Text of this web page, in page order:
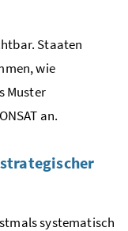
Staaten
wie
Muster
an.
systematisch